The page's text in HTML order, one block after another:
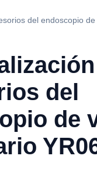
del endoscopio
del
de